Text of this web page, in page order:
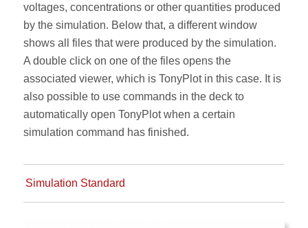
voltages, concentrations or other quantities produced
by the simulation. Below that, a different window
shows all files that were produced by the simulation.
A double click on one of the files opens the
associated viewer, which is TonyPlot in this case. It is
also possible to use commands in the deck to
automatically open TonyPlot when a certain
simulation command has finished.
Simulation Standard